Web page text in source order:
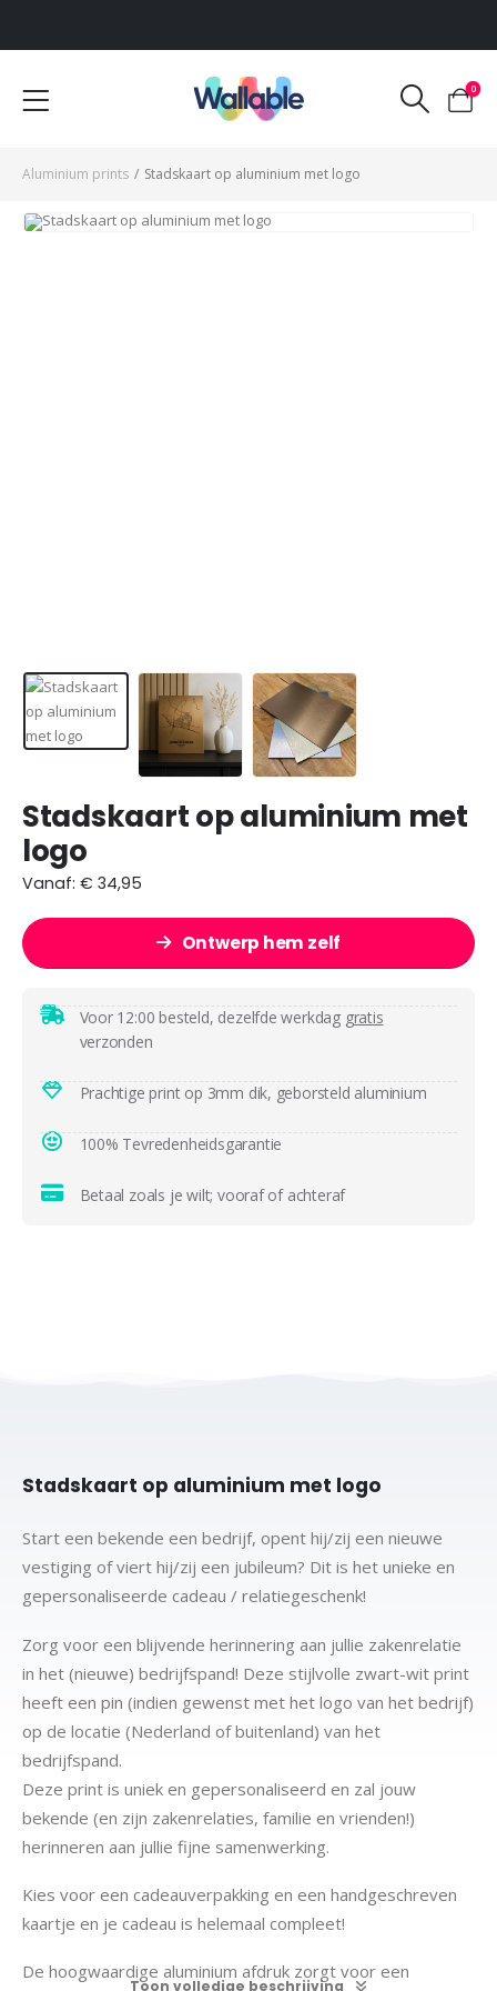
Voor 12:00 uur besteld, dezelfde werkdag verzonden
0
Aluminium prints / Stadskaart op aluminium met logo
Stadskaart op aluminium met
logo
Vanaf: € 34,95
Ontwerp hem zelf
Voor 12:00 besteld, dezelfde werkdag gratis
verzonden
Prachtige print op 3mm dik, geborsteld aluminium
100% Tevredenheidsgarantie
Betaal zoals je wilt; vooraf of achteraf
Stadskaart op aluminium met logo
Start een bekende een bedrijf, opent hij/zij een nieuwe
vestiging of viert hij/zij een jubileum? Dit is het unieke en
gepersonaliseerde cadeau / relatiegeschenk!
Zorg voor een blijvende herinnering aan jullie zakenrelatie
in het (nieuwe) bedrijfspand! Deze stijlvolle zwart-wit print
heeft een pin (indien gewenst met het logo van het bedrijf)
op de locatie (Nederland of buitenland) van het
bedrijfspand.
Deze print is uniek en gepersonaliseerd en zal jouw
bekende (en zijn zakenrelaties, familie en vrienden!)
herinneren aan jullie fijne samenwerking.
Kies voor een cadeauverpakking en een handgeschreven
kaartje en je cadeau is helemaal compleet!
De hoogwaardige aluminium afdruk zorgt voor een
Toon volledige beschrijving